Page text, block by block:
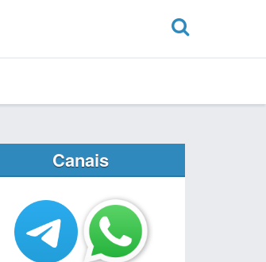
Canais